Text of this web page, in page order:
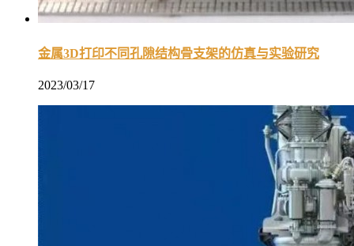
金属3D打印不同孔隙结构骨支架的仿真与实验研究
2023/03/17